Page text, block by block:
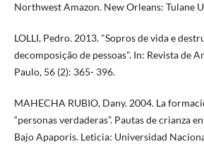
Northwest Amazon. New Orleans: Tulane
LOLLI, Pedro. 2013. "Sopros de vida e
decomposição de pessoas". In: Revista de
Paulo, 56 (2): 365- 396.
MAHECHA RUBIO, Dany. 2004. La
“personas verdaderas”. Pautas de crianza
Bajo Apaporis. Leticia: Universidad